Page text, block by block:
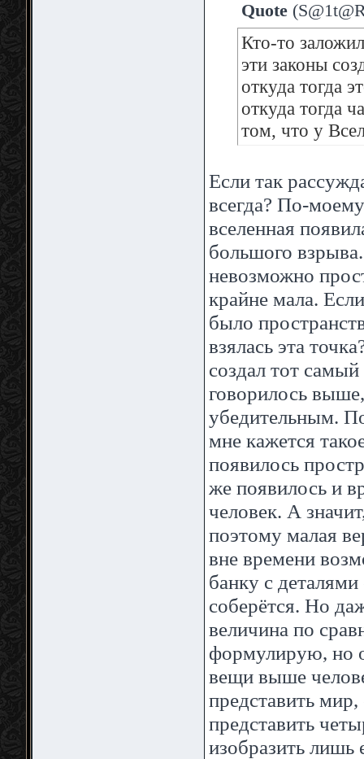
Quote (
Кто-то
эти законы
откуда тогда
откуда тогда
том, что у
Если так
всегда? По-
вселенная
большого
невозможно
крайне мала.
было
взялась эта
создал тот
говорилось
убедительным.
мне кажется
появилось
же появилось и
человек. А
поэтому малая
вне времени
банку с
соберётся. Но
величина по
формулирую, но
вещи выше
представить
представить
изобразить лишь